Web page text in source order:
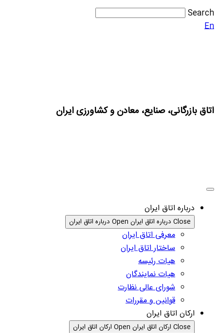
Search
En
اتاق بازرگانی، صنایع، معادن و کشاورزی ایران
درباره اتاق ایران
Close درباره اتاق ایران Open درباره اتاق ایران
معرفی اتاق ایران
ساختار اتاق ایران
هیات رئیسه
هیات نمایندگان
شورای عالی نظارت
قوانین و مقررات
ارکان اتاق ایران
Close ارکان اتاق ایران Open ارکان اتاق ایران